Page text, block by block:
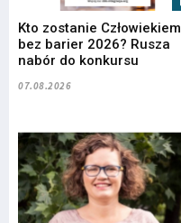
Kto zostanie Człowiekiem
bez barier 2026? Rusza
nabór do konkursu
07.08.2026